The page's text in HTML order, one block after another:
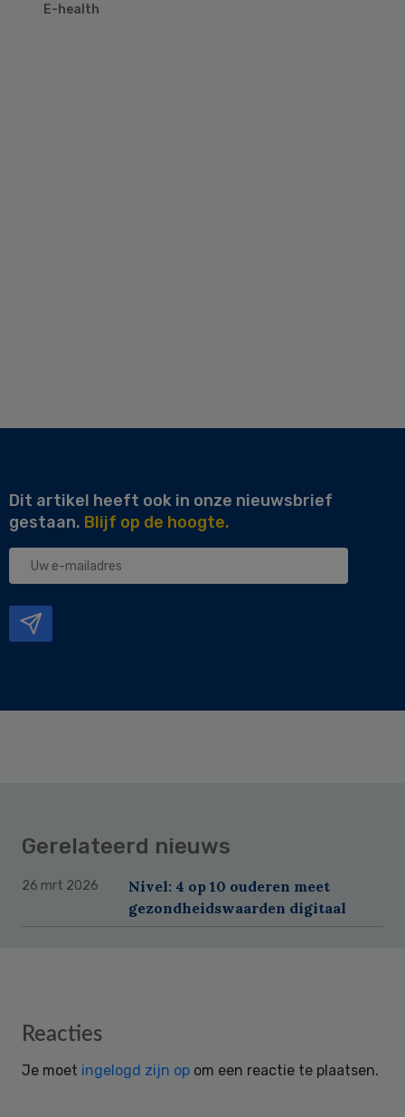
E-health
Dit artikel heeft ook in onze nieuwsbrief
gestaan. Blijf op de hoogte.
Uw
Gerelateerd nieuws
26 mrt 2026
Nivel: 4 op 10 ouderen meet
gezondheidswaarden digitaal
Reader
Reacties
Je moet ingelogd zijn op om een reactie te plaatsen.